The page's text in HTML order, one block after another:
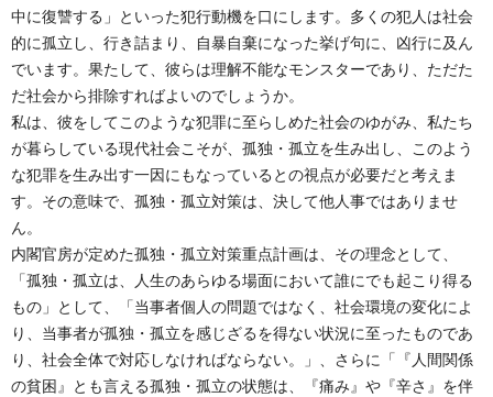
中に復讐する」といった犯行動機を口にします。多くの犯人は社会
的に孤立し、行き詰まり、自暴自棄になった挙げ句に、凶行に及ん
でいます。果たして、彼らは理解不能なモンスターであり、ただた
だ社会から排除すればよいのでしょうか。
私は、彼をしてこのような犯罪に至らしめた社会のゆがみ、私たち
が暮らしている現代社会こそが、孤独・孤立を生み出し、このよう
な犯罪を生み出す一因にもなっているとの視点が必要だと考えま
す。その意味で、孤独・孤立対策は、決して他人事ではありませ
ん。
内閣官房が定めた孤独・孤立対策重点計画は、その理念として、
「孤独・孤立は、人生のあらゆる場面において誰にでも起こり得る
もの」として、「当事者個人の問題ではなく、社会環境の変化によ
り、当事者が孤独・孤立を感じざるを得ない状況に至ったものであ
り、社会全体で対応しなければならない。」、さらに「『人間関係
の貧困』とも言える孤独・孤立の状態は、『痛み』や『辛さ』を伴